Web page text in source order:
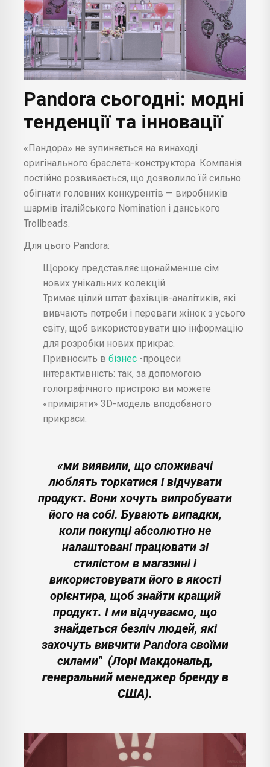
Pandora сьогодні: модні
тенденції та інновації
«Пандора» не зупиняється на винаході
оригінального браслета-конструктора. Компанія
постійно розвивається, що дозволило їй сильно
обігнати головних конкурентів — виробників
шармів італійського Nomination і данського
Trollbeads.
Для цього Pandora:
Щороку представляє щонайменше сім
нових унікальних колекцій.
Тримає цілий штат фахівців-аналітиків, які
вивчають потреби і переваги жінок з усього
світу, щоб використовувати цю інформацію
для розробки нових прикрас.
Привносить в бізнес -процеси
інтерактивність: так, за допомогою
голографічного пристрою ви можете
«приміряти» 3D-модель вподобаного
прикраси.
«ми виявили, що споживачі
люблять торкатися і відчувати
продукт. Вони хочуть випробувати
його на собі. Бувають випадки,
коли покупці абсолютно не
налаштовані працювати зі
стилістом в магазині і
використовувати його в якості
орієнтира, щоб знайти кращий
продукт. І ми відчуваємо, що
знайдеться безліч людей, які
захочуть вивчити Pandora своїми
силами" (Лорі Макдональд,
генеральний менеджер бренду в
США).